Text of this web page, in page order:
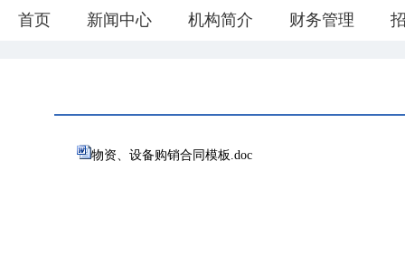
首页 新闻中心 机构简介 财务管理
物资、设备购销合同模板.doc